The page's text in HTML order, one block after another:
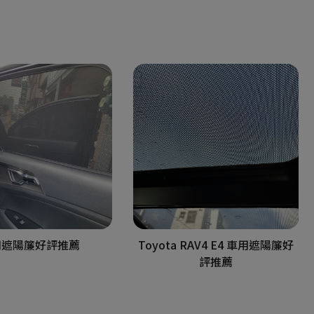
陽簾好評推薦
Toyota RAV4 E4 車用遮陽簾好
評推薦